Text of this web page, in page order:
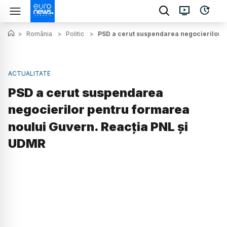
> România > Politic > PSD a cerut suspendarea negocierilor
ACTUALITATE
PSD a cerut suspendarea
negocierilor pentru formarea
noului Guvern. Reacția PNL și
UDMR